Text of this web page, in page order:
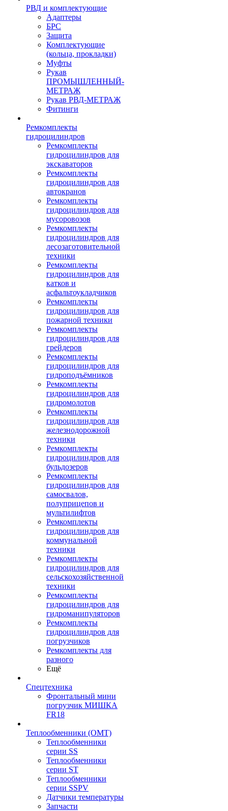
РВД и комплектующие
Адаптеры
БРС
Защита
Комплектующие
(кольца, прокладки)
Муфты
Рукав
ПРОМЫШЛЕННЫЙ-
МЕТРАЖ
Рукав РВД-МЕТРАЖ
Фитинги
Ремкомплекты
гидроцилиндров
Ремкомплекты
гидроцилиндров для
экскаваторов
Ремкомплекты
гидроцилиндров для
автокранов
Ремкомплекты
гидроцилиндров для
мусоровозов
Ремкомплекты
гидроцилиндров для
лесозаготовительной
техники
Ремкомплекты
гидроцилиндров для
катков и
асфальтоукладчиков
Ремкомплекты
гидроцилиндров для
пожарной техники
Ремкомплекты
гидроцилиндров для
грейдеров
Ремкомплекты
гидроцилиндров для
гидроподъёмников
Ремкомплекты
гидроцилиндров для
гидромолотов
Ремкомплекты
гидроцилиндров для
железнодорожной
техники
Ремкомплекты
гидроцилиндров для
бульдозеров
Ремкомплекты
гидроцилиндров для
самосвалов,
полуприцепов и
мультилифтов
Ремкомплекты
гидроцилиндров для
коммунальной
техники
Ремкомплекты
гидроцилиндров для
сельскохозяйственной
техники
Ремкомплекты
гидроцилиндров для
гидроманипуляторов
Ремкомплекты
гидроцилиндров для
погрузчиков
Ремкомплекты для
разного
Ещё
Спецтехника
Фронтальный мини
погрузчик МИШКА
FR18
Теплообменники (OMT)
Теплообменники
серии SS
Теплообменники
серии ST
Теплообменники
серии SSPV
Датчики температуры
Запчасти